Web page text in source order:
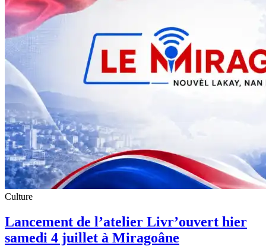
Culture
Lancement de l’atelier Livr’ouvert hier
samedi 4 juillet à Miragoâne